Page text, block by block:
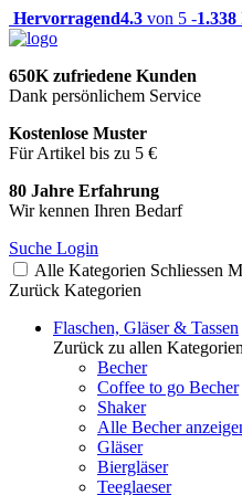
Hervorragend4.3 von 5 -1.338
650K zufriedene Kunden
Dank persönlichem Service
Kostenlose Muster
Für Artikel bis zu 5 €
80 Jahre Erfahrung
Wir kennen Ihren Bedarf
Suche Login
Alle Kategorien Schliessen
Zurück Kategorien
Flaschen, Gläser & Tassen
Zurück zu allen Kategorien
Becher
Coffee to go Becher
Shaker
Alle Becher
Gläser
Biergläser
Teeglaeser